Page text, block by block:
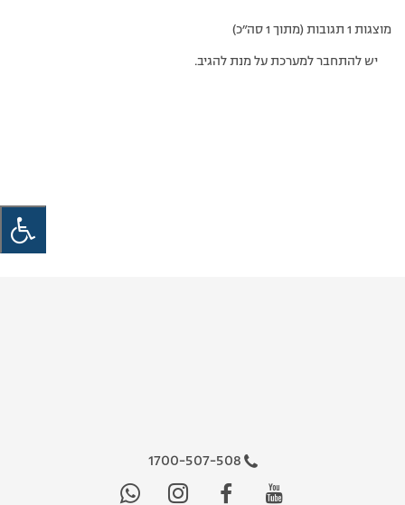
מוצגות 1 תגובות (מתוך 1 סה״כ)
יש להתחבר למערכת על מנת להגיב.
1700-507-508